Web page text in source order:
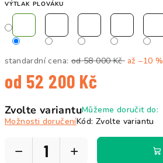
VÝTLAK PLOVÁKU
standardní cena: od 58 000 Kč až –10 %
od 52 200 Kč
cena:
Zvolte variantuMůžeme doručit do:
Možnosti doručeníKód: Zvolte variantu
+
−